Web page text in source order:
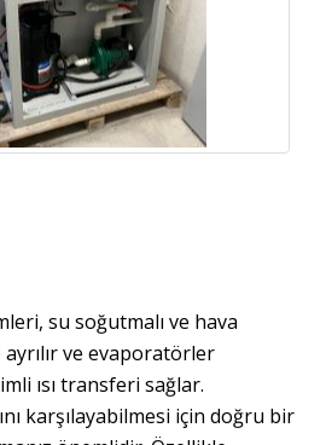
su soğutmalı ve hava
ve evaporatörler
ısı transferi sağlar.
karşılayabilmesi için doğru bir